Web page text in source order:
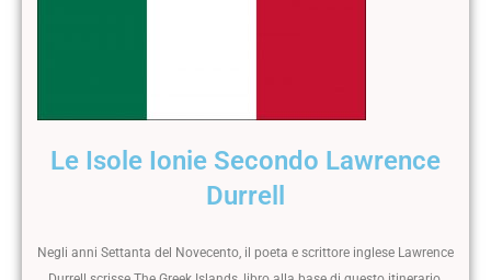
Le Isole Ionie Secondo Lawrence
Durrell
Negli anni Settanta del Novecento, il poeta e scrittore inglese Lawrence